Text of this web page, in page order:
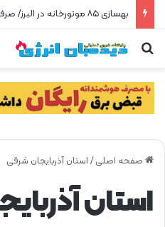
جستجو برای
صفحه اصلی / استان آذربایجان شرقی
استان